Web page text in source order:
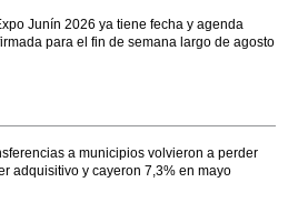
Junín 2026 ya tiene fecha y agenda
para el fin de semana largo de agosto
a municipios volvieron a perder
adquisitivo y cayeron 7,3% en mayo